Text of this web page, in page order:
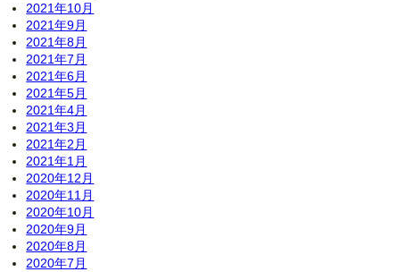
2021年10月
2021年9月
2021年8月
2021年7月
2021年6月
2021年5月
2021年4月
2021年3月
2021年2月
2021年1月
2020年12月
2020年11月
2020年10月
2020年9月
2020年8月
2020年7月